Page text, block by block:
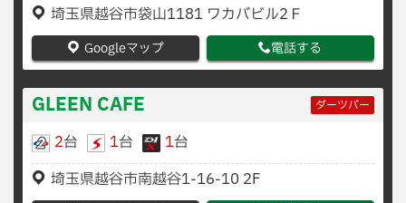
埼玉県越谷市袋山1181 ワカバビル2Ｆ
Googleマップ 電話する
GLEEN CAFE ダーツバー
2台 1台 1台
埼玉県越谷市南越谷1-16-10 2F